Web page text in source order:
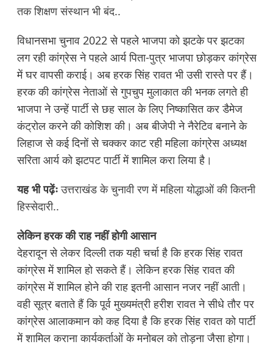
तक शिक्षण संस्थान भी बंद..
विधानसभा चुनाव 2022 से पहले भाजपा को झटके पर झटका
लग रही कांग्रेस ने पहले आर्य पिता-पुत्र भाजपा छोड़कर कांग्रेस
में घर वापसी कराई। अब हरक सिंह रावत भी उसी रास्ते पर हैं।
हरक की कांग्रेस नेताओं से गुपचुप मुलाकात की भनक लगते ही
भाजपा ने उन्हें पार्टी से छह साल के लिए निष्कासित कर डैमेज
कंट्रोल करने की कोशिश की। अब बीजेपी ने नैरेटिव बनाने के
लिहाज से कई दिनों से चक्कर काट रही महिला कांग्रेस अध्यक्ष
सरिता आर्य को झटपट पार्टी में शामिल करा लिया है।
यह भी पढ़ेंःउत्तराखंड के चुनावी रण में महिला योद्धाओं की कितनी
हिस्सेदारी..
लेकिन हरक की राह नहीं होगी आसान
देहरादून से लेकर दिल्ली तक यही चर्चा है कि हरक सिंह रावत
कांग्रेस में शामिल हो सकते हैं। लेकिन हरक सिंह रावत की
कांग्रेस में शामिल होने की राह इतनी आसान नजर नहीं आती।
वही सूत्र बताते हैं कि पूर्व मुख्यमंत्री हरीश रावत ने सीधे तौर पर
कांग्रेस आलाकमान को कह दिया है कि हरक सिंह रावत को पार्टी
में शामिल कराना कार्यकर्ताओं के मनोबल को तोड़ना जैसा होगा।